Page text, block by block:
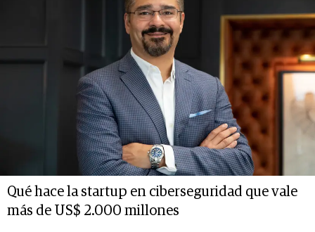
Qué hace la startup en ciberseguridad que vale
más de US$ 2.000 millones